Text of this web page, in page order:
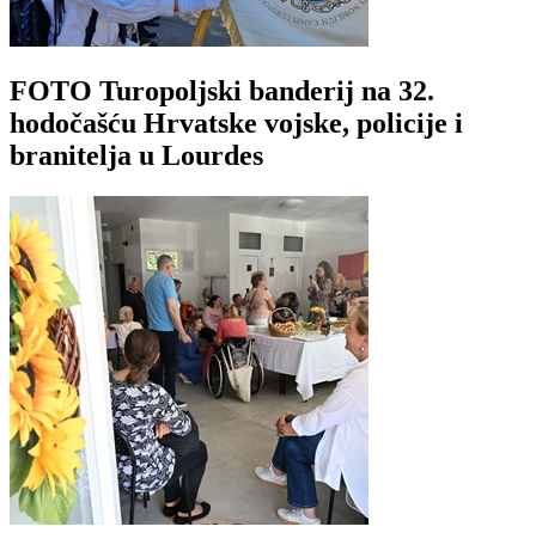
FOTO Turopoljski banderij na 32.
hodočašću Hrvatske vojske, policije i
branitelja u Lourdes